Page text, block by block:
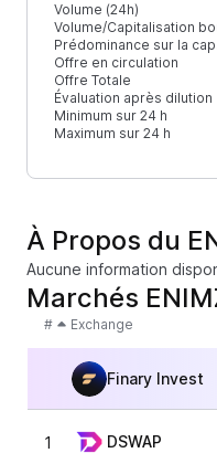
Volume (24h)
Volume/Capitalisation
Prédominance sur la
Offre en circulation
Offre Totale
Évaluation après dilution
Minimum sur 24 h
Maximum sur 24 h
À Propos du
Aucune information
Marchés
# Exchange
Finary Invest
1 DSWAP